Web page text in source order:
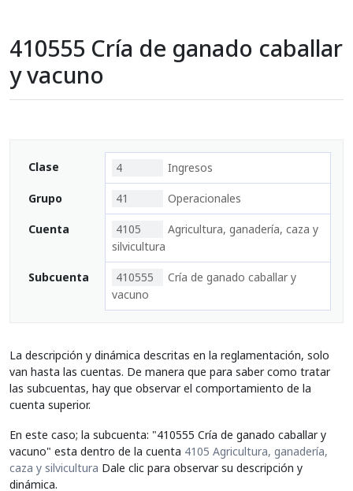
410555 Cría de ganado caballar
y vacuno
Clase 4 Ingresos
Grupo 41 Operacionales
Cuenta 4105
Agricultura, ganadería, caza y
silvicultura
Subcuenta 410555
Cría de ganado caballar y
vacuno
La descripción y dinámica descritas en la reglamentación, solo
van hasta las cuentas. De manera que para saber como tratar
las subcuentas, hay que observar el comportamiento de la
cuenta superior.
En este caso; la subcuenta: "410555 Cría de ganado caballar y
vacuno" esta dentro de la cuenta 4105 Agricultura, ganadería,
caza y silvicultura Dale clic para observar su descripción y
dinámica.